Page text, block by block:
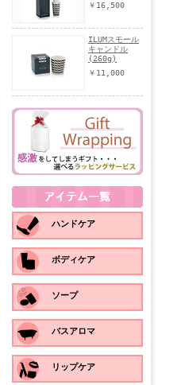
￥16,500
ILUMスモール
キャンドル
(260g)
￥11,000
ハンドケア
ボディケア
ソープ
バスアロマ
リップケア